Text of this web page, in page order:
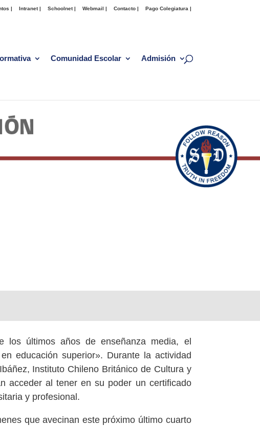
| Intranet | Schoolnet | Webmail | Contacto | Pago Colegiatura |
Comunidad Escolar Admisión
los últimos años de enseñanza media, el
educación superior». Durante la actividad
Instituto Chileno Británico de Cultura y
acceder al tener en su poder un certificado
y profesional.
que avecinan este próximo último cuarto